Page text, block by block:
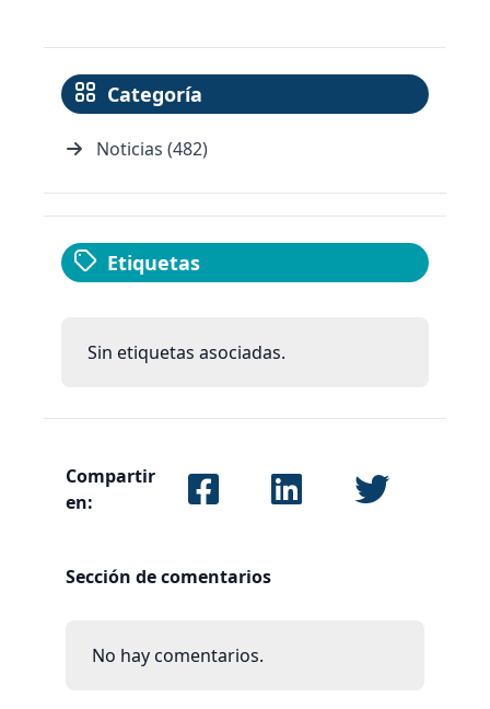
Categoría
Noticias (482)
Etiquetas
Sin etiquetas asociadas.
Compartir
en:
Sección de comentarios
No hay comentarios.